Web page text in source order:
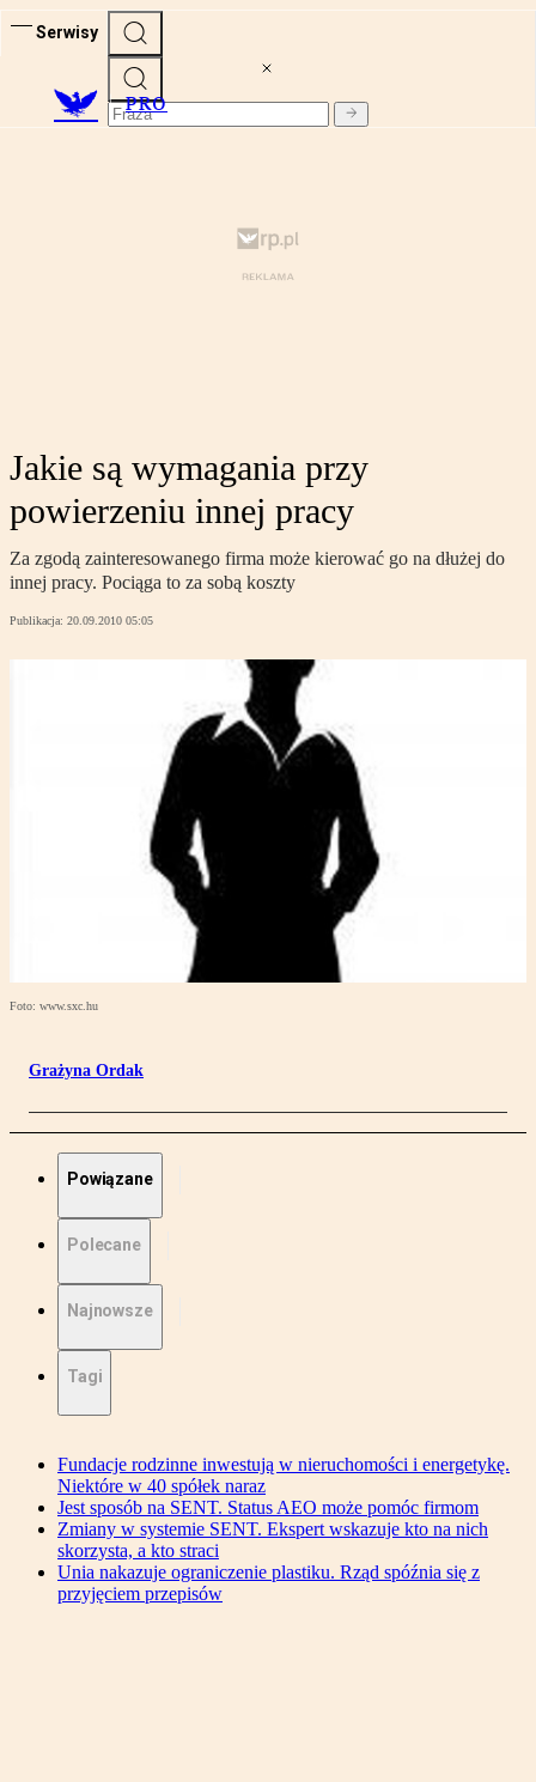
Serwisy
PRO
Jakie są wymagania przy
powierzeniu innej pracy
Za zgodą zainteresowanego firma może kierować go na dłużej do
innej pracy. Pociąga to za sobą koszty
Publikacja: 20.09.2010 05:05
Foto: www.sxc.hu
Grażyna Ordak
Powiązane
Polecane
Najnowsze
Tagi
Fundacje rodzinne inwestują w nieruchomości i energetykę.
Niektóre w 40 spółek naraz
Jest sposób na SENT. Status AEO może pomóc firmom
Zmiany w systemie SENT. Ekspert wskazuje kto na nich
skorzysta, a kto straci
Unia nakazuje ograniczenie plastiku. Rząd spóźnia się z
przyjęciem przepisów